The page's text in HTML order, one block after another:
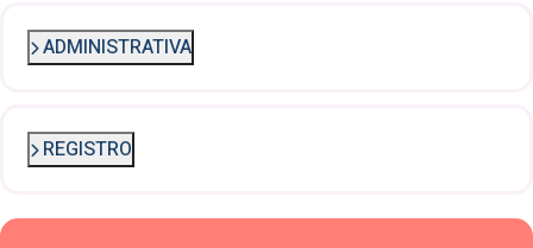
ADMINISTRATIVA
REGISTRO